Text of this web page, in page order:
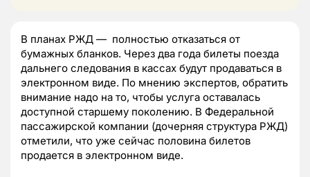
В планах РЖД — полностью отказаться от
бумажных бланков. Через два года билеты поезда
дальнего следования в кассах будут продаваться в
электронном виде. По мнению экспертов, обратить
внимание надо на то, чтобы услуга оставалась
доступной старшему поколению. В Федеральной
пассажирской компании (дочерняя структура РЖД)
отметили, что уже сейчас половина билетов
продается в электронном виде.